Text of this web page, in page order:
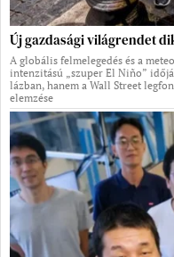
Új gazdasági világrendet
A globális felmelegedés és a
intenzitású „szuper El Niño”
lázban, hanem a Wall Street
elemzése